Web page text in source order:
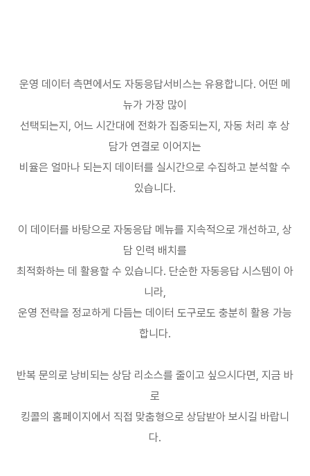
운영 데이터 측면에서도 자동응답서비스는 유용합니다. 어떤 메
뉴가 가장 많이
선택되는지 , 어느 시간대에 전화가 집중되는지 , 자동 처리 후 상
담가 연결로 이어지는
비율은 얼마나 되는지 데이터를 실시간으로 수집하고 분석할 수
있습니다.
이 데이터를 바탕으로 자동응답 메뉴를 지속적으로 개선하고, 상
담 인력 배치를
최적화하는 데 활용할 수 있습니다. 단순한 자동응답 시스템이 아
니라,
운영 전략을 정교하게 다듬는 데이터 도구로도 충분히 활용 가능
합니다.
반복 문의로 낭비되는 상담 리소스를 줄이고 싶으시다면, 지금 바
로
킹콜의 홈페이지에서 직접 맞춤형으로 상담받아 보시길 바랍니
다.